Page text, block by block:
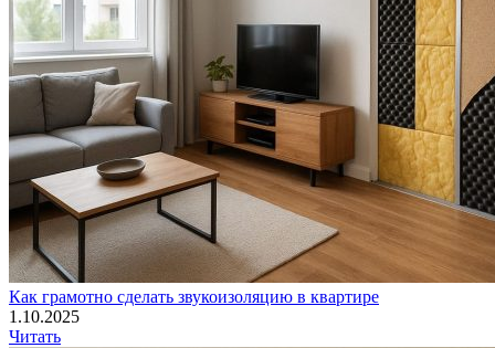
Как грамотно сделать звукоизоляцию в квартире
1.10.2025
Читать